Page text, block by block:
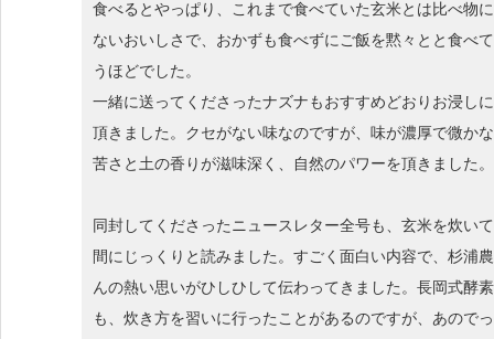
食べるとやっぱり、これまで食べていた玄米とは比べ物
ないおいしさで、おかずも食べずにご飯を黙々とと食べ
うほどでした。
一緒に送ってくださったナズナもおすすめどおりお浸し
頂きました。クセがない味なのですが、味が濃厚で微か
苦さと土の香りが滋味深く、自然のパワーを頂きました。
同封してくださったニュースレター全号も、玄米を炊い
間にじっくりと読みました。すごく面白い内容で、杉浦
んの熱い思いがひしひして伝わってきました。長岡式酵
も、炊き方を習いに行ったことがあるのですが、あので